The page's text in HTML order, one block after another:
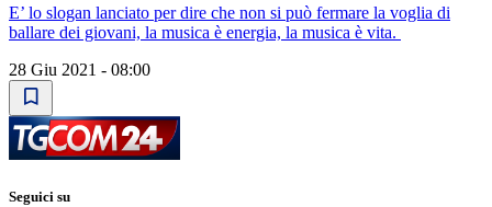
E’ lo slogan lanciato per dire che non si può fermare la voglia di
ballare dei giovani, la musica è energia, la musica è vita.
28 Giu 2021 - 08:00
Seguici su